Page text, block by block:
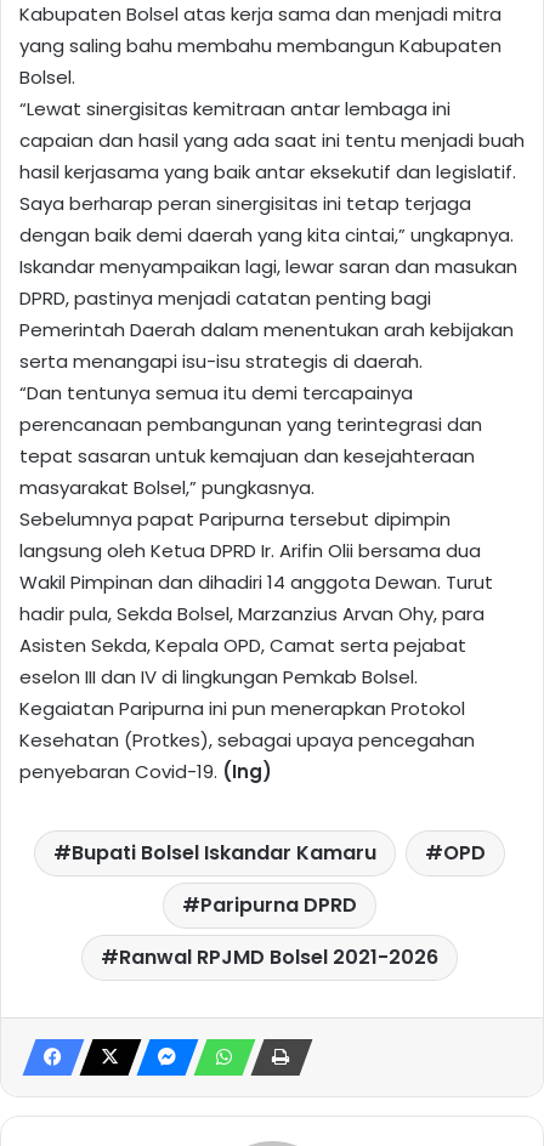
Kabupaten Bolsel atas kerja sama dan menjadi mitra
yang saling bahu membahu membangun Kabupaten
Bolsel.
“Lewat sinergisitas kemitraan antar lembaga ini
capaian dan hasil yang ada saat ini tentu menjadi buah
hasil kerjasama yang baik antar eksekutif dan legislatif.
Saya berharap peran sinergisitas ini tetap terjaga
dengan baik demi daerah yang kita cintai,” ungkapnya.
Iskandar menyampaikan lagi, lewar saran dan masukan
DPRD, pastinya menjadi catatan penting bagi
Pemerintah Daerah dalam menentukan arah kebijakan
serta menangapi isu-isu strategis di daerah.
“Dan tentunya semua itu demi tercapainya
perencanaan pembangunan yang terintegrasi dan
tepat sasaran untuk kemajuan dan kesejahteraan
masyarakat Bolsel,” pungkasnya.
Sebelumnya papat Paripurna tersebut dipimpin
langsung oleh Ketua DPRD Ir. Arifin Olii bersama dua
Wakil Pimpinan dan dihadiri 14 anggota Dewan. Turut
hadir pula, Sekda Bolsel, Marzanzius Arvan Ohy, para
Asisten Sekda, Kepala OPD, Camat serta pejabat
eselon III dan IV di lingkungan Pemkab Bolsel.
Kegaiatan Paripurna ini pun menerapkan Protokol
Kesehatan (Protkes), sebagai upaya pencegahan
penyebaran Covid-19. (Ing)
Bupati Bolsel Iskandar Kamaru
OPD
Paripurna DPRD
Ranwal RPJMD Bolsel 2021-2026